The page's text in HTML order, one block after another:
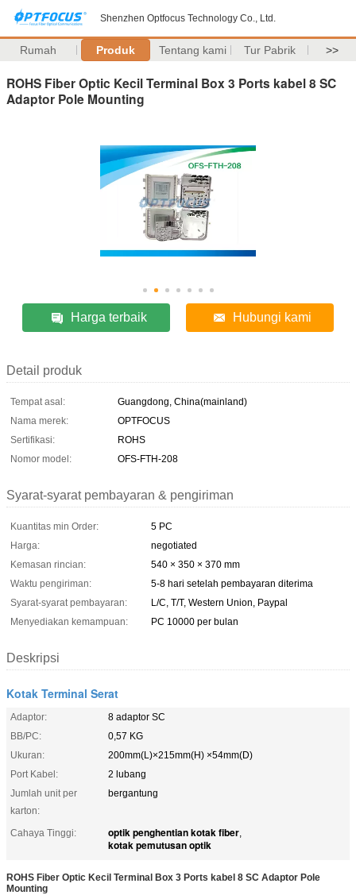
Shenzhen Optfocus Technology Co., Ltd.
Rumah Produk Tentang kami Tur Pabrik >>
ROHS Fiber Optic Kecil Terminal Box 3 Ports kabel 8 SC
Adaptor Pole Mounting
Harga terbaik Hubungi kami
Detail produk
Tempat asal:
Guangdong, China(mainland)
Nama merek:
OPTFOCUS
Sertifikasi:
ROHS
Nomor model:
OFS-FTH-208
Syarat-syarat pembayaran & pengiriman
Kuantitas min Order:
5 PC
Harga:
negotiated
Kemasan rincian:
540 × 350 × 370 mm
Waktu pengiriman:
5-8 hari setelah pembayaran diterima
Syarat-syarat pembayaran:
L/C, T/T, Western Union, Paypal
Menyediakan kemampuan:
PC 10000 per bulan
Deskripsi
Kotak Terminal Serat
Adaptor:
8 adaptor SC
BB/PC:
0,57 KG
Ukuran:
200mm(L)×215mm(H) ×54mm(D)
Port Kabel:
2 lubang
Jumlah unit per
karton:
bergantung
Cahaya Tinggi: optik penghentian kotak fiber,
kotak pemutusan optik
ROHS Fiber Optic Kecil Terminal Box 3 Ports kabel 8 SC Adaptor Pole
Mounting